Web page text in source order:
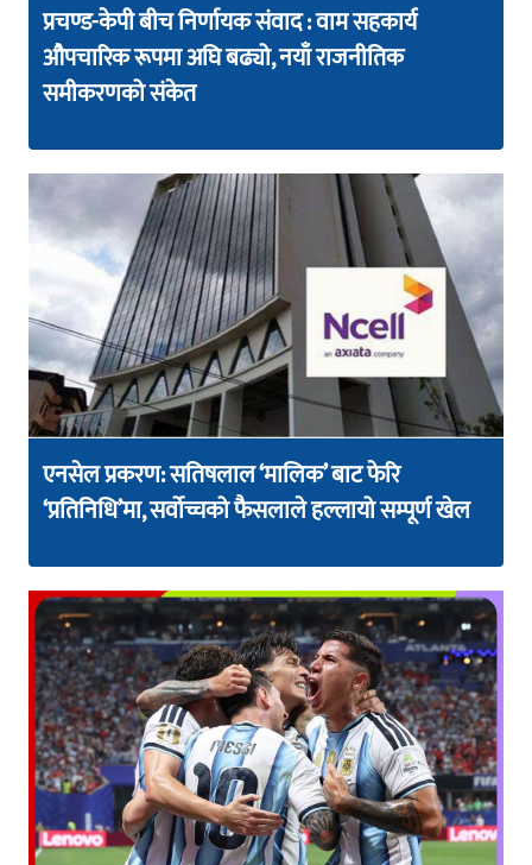
प्रचण्ड-केपी बीच निर्णायक संवाद : वाम सहकार्य
औपचारिक रूपमा अघि बढ्यो, नयाँ राजनीतिक
समीकरणको संकेत
एनसेल प्रकरण: सतिषलाल ‘मालिक’ बाट फेरि
‘प्रतिनिधि’मा, सर्वोच्चको फैसलाले हल्लायो सम्पूर्ण खेल